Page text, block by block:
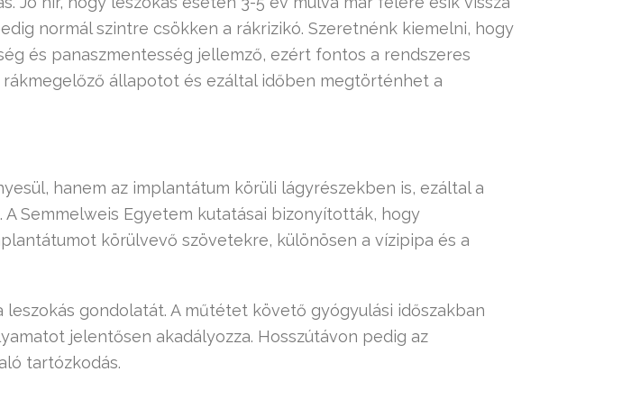
normál szintre csökken a rákrizikó. Szeretnénk kiemelni, hogy
és panaszmentesség jellemző, ezért fontos a rendszeres
állapotot és ezáltal időben megtörténhet a
hanem az implantátum körüli lágyrészekben is, ezáltal a
Semmelweis Egyetem kutatásai bizonyították, hogy
körülvevő szövetekre, különösen a vízipipa és a
gondolatát. A műtétet követő gyógyulási időszakban
jelentősen akadályozza. Hosszútávon pedig az
tartózkodás.